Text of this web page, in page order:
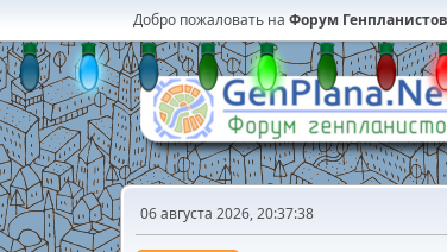
Добро пожаловать на Форум Генпланистов
06 августа 2026, 20:37:38